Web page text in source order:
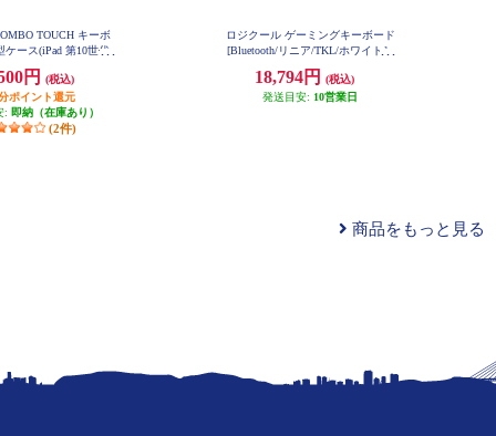
TOUCH キーボ
ケース(iPad 第10世代
円
(税込)
ポイント還元
: 即納（在庫あり）
(2件)
ロジクール ゲーミングキーボード
[Bluetooth/リニア/TKL/ホワイト］
18,794円
(税込)
発送目安: 10営業日
商品をもっと見る